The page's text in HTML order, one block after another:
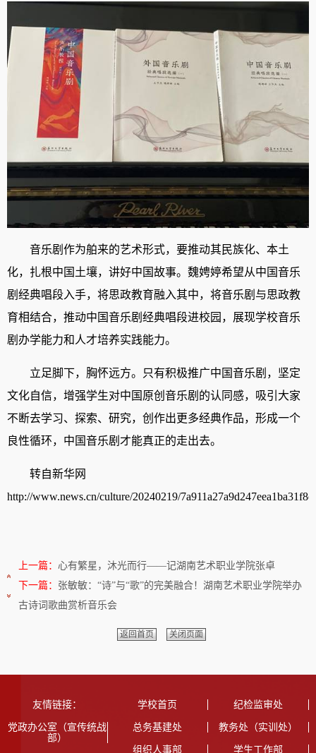
音乐剧作为舶来的艺术形式，要推动其民族化、本土
化，扎根中国土壤，讲好中国故事。魏娉婷希望从中国音乐
剧经典唱段入手，将思政教育融入其中，将音乐剧与思政教
育相结合，推动中国音乐剧经典唱段进校园，展现学校音乐
剧办学能力和人才培养实践能力。
立足脚下，胸怀远方。只有积极推广中国音乐剧，坚定
文化自信，增强学生对中国原创音乐剧的认同感，吸引大家
不断去学习、探索、研究，创作出更多经典作品，形成一个
良性循环，中国音乐剧才能真正的走出去。
转自新华网
http://www.news.cn/culture/20240219/
上一篇： 心有繁星，沐光而行——记湖南艺术职业学院张卓
下一篇： 张敏敏：“诗”与“歌”的完美融合！湖南艺术职业学院举办
古诗词歌曲赏析音乐会
返回首页 关闭页面
友情链接： 学校首页 纪检监审处
党政办公室（宣传统战
部）
总务基建处 教务处（实训处）
组织人事部 学生工作部